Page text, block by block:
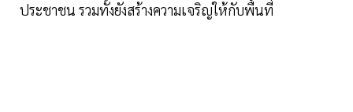
ประชาชน รวมทั้งยังสร้างความเจริญให้กับพื้นที่